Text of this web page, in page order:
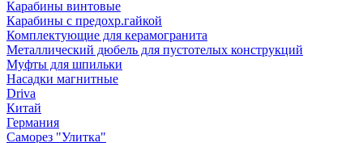
Карабины винтовые
Карабины с предохр.гайкой
Комплектующие для керамогранита
Металлический дюбель для пустотелых конструкций
Муфты для шпильки
Насадки магнитные
Driva
Китай
Германия
Саморез "Улитка"